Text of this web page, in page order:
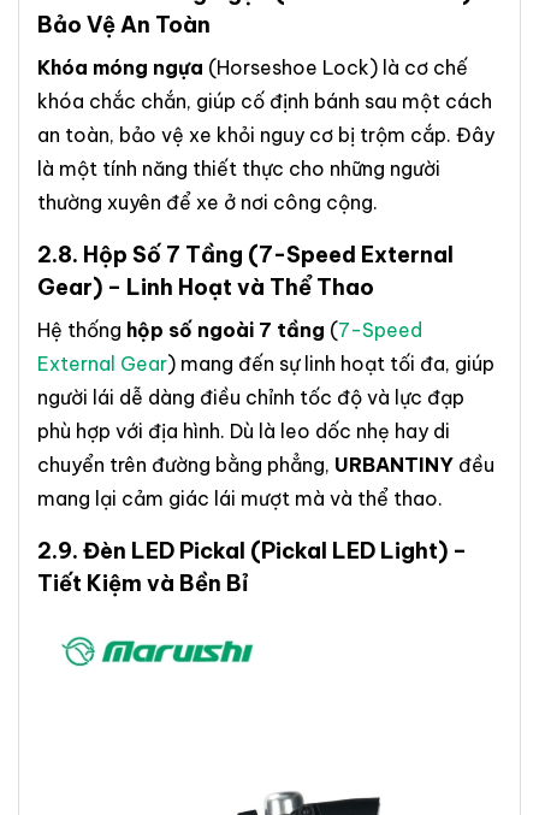
Bảo Vệ An Toàn
Khóa móng ngựa (Horseshoe Lock) là cơ chế
khóa chắc chắn, giúp cố định bánh sau một cách
an toàn, bảo vệ xe khỏi nguy cơ bị trộm cắp. Đây
là một tính năng thiết thực cho những người
thường xuyên để xe ở nơi công cộng.
2.8. Hộp Số 7 Tầng (7-Speed External
Gear) – Linh Hoạt và Thể Thao
Hệ thống hộp số ngoài 7 tầng (7-Speed
External Gear) mang đến sự linh hoạt tối đa, giúp
người lái dễ dàng điều chỉnh tốc độ và lực đạp
phù hợp với địa hình. Dù là leo dốc nhẹ hay di
chuyển trên đường bằng phẳng, URBANTINY đều
mang lại cảm giác lái mượt mà và thể thao.
2.9. Đèn LED Pickal (Pickal LED Light) –
Tiết Kiệm và Bền Bỉ